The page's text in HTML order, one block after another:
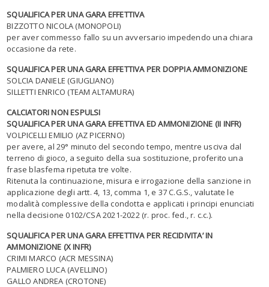
SQUALIFICA PER UNA GARA EFFETTIVA
BIZZOTTO NICOLA (MONOPOLI)
per aver commesso fallo su un avversario impedendo una chiara
occasione da rete.
SQUALIFICA PER UNA GARA EFFETTIVA PER DOPPIA AMMONIZIONE
SOLCIA DANIELE (GIUGLIANO)
SILLETTI ENRICO (TEAM ALTAMURA)
CALCIATORI NON ESPULSI
SQUALIFICA PER UNA GARA EFFETTIVA ED AMMONIZIONE (II INFR)
VOLPICELLI EMILIO (AZ PICERNO)
per avere, al 29° minuto del secondo tempo, mentre usciva dal
terreno di gioco, a seguito della sua sostituzione, proferito una
frase blasfema ripetuta tre volte.
Ritenuta la continuazione, misura e irrogazione della sanzione in
applicazione degli artt. 4, 13, comma 1, e 37 C.G.S., valutate le
modalità complessive della condotta e applicati i principi enunciati
nella decisione 0102/CSA 2021-2022 (r. proc. fed., r. c.c.).
SQUALIFICA PER UNA GARA EFFETTIVA PER RECIDIVITA’ IN
AMMONIZIONE (X INFR)
CRIMI MARCO (ACR MESSINA)
PALMIERO LUCA (AVELLINO)
GALLO ANDREA (CROTONE)